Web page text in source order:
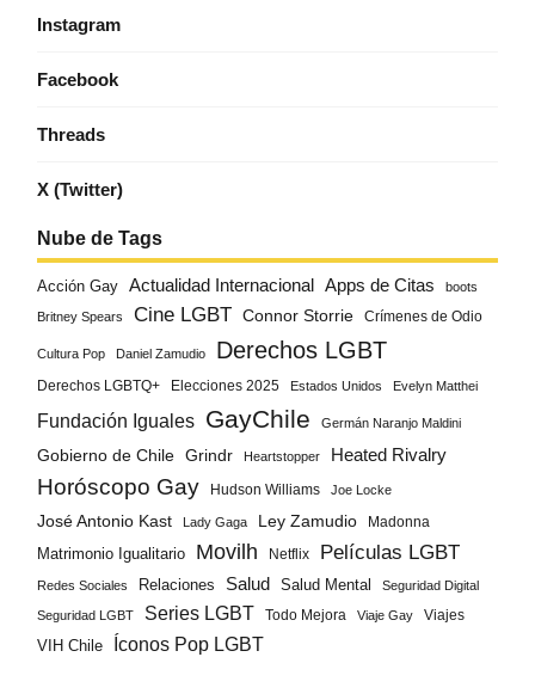
Instagram
Facebook
Threads
X (Twitter)
Nube de Tags
Acción Gay Actualidad Internacional Apps de Citas boots
Britney Spears Cine LGBT Connor Storrie Crímenes de Odio
Cultura Pop Daniel Zamudio Derechos LGBT
Derechos LGBTQ+ Elecciones 2025 Estados Unidos Evelyn Matthei
Fundación Iguales GayChile Germán Naranjo Maldini
Gobierno de Chile Grindr Heartstopper Heated Rivalry
Horóscopo Gay Hudson Williams Joe Locke
José Antonio Kast Lady Gaga Ley Zamudio Madonna
Matrimonio Igualitario Movilh Netflix Películas LGBT
Redes Sociales Relaciones Salud Salud Mental Seguridad Digital
Seguridad LGBT Series LGBT Todo Mejora Viaje Gay
Viajes
VIH Chile
Íconos Pop LGBT